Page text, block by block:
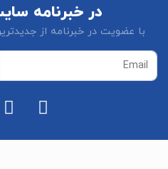
در خبرنامه
با عضویت در خبرنامه از